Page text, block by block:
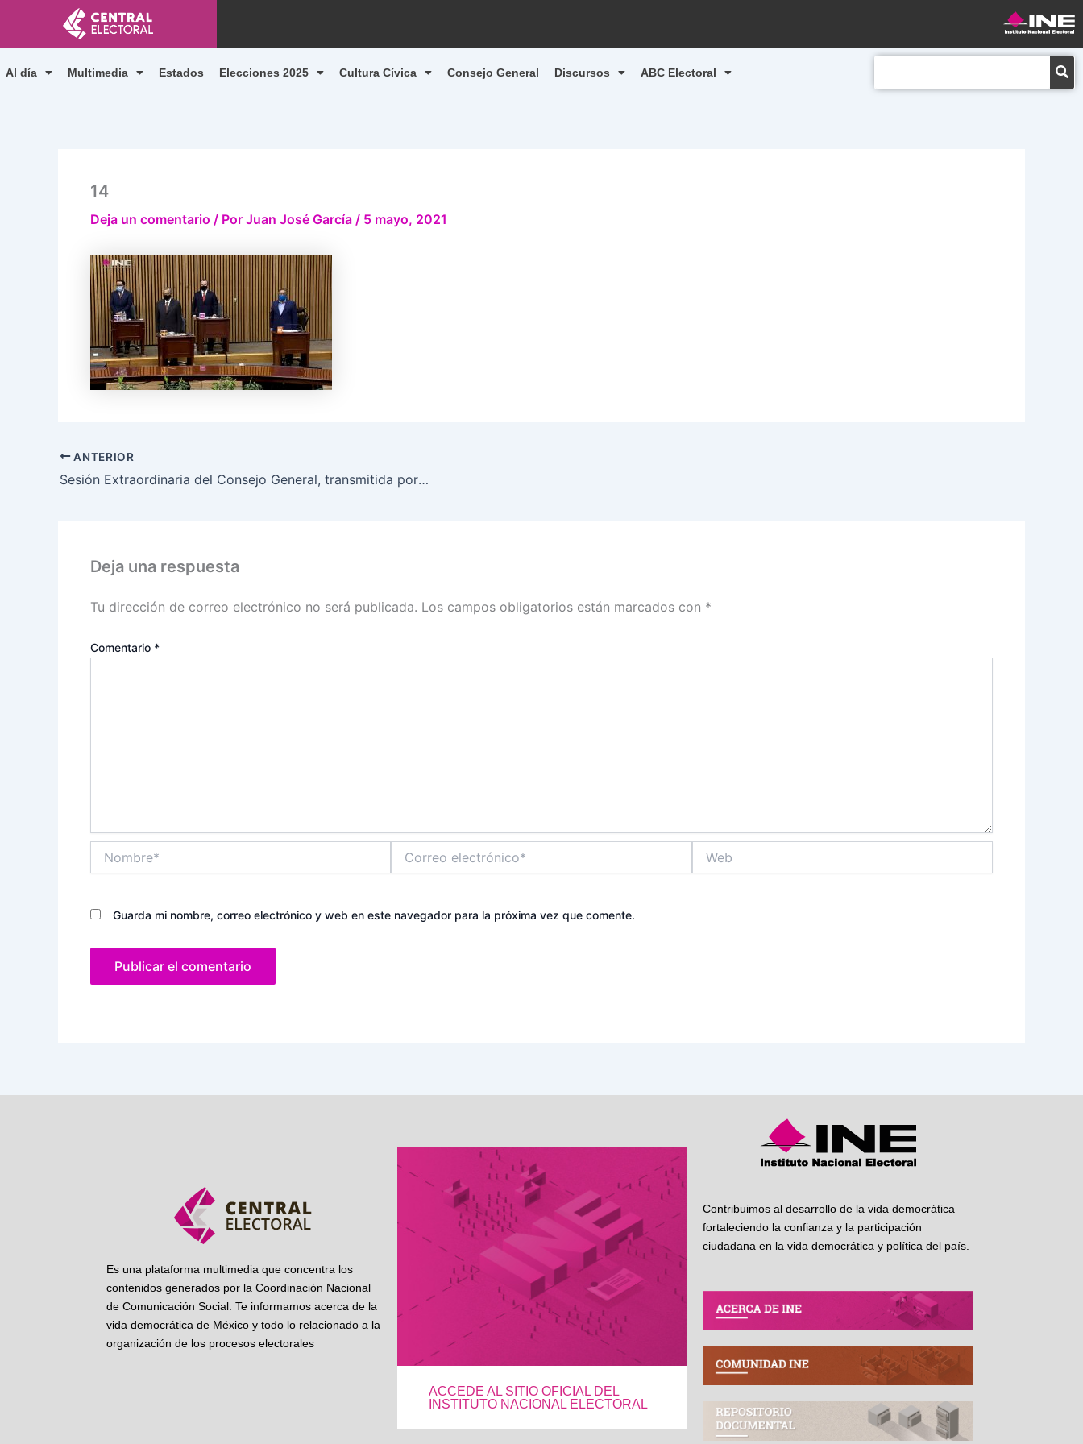
contenido
Al día Multimedia Estados Elecciones 2025 Cultura Cívica Consejo General Discursos ABC Electoral
14
Deja un comentario / Por Juan José García / 5 mayo, 2021
ANTERIOR
Sesión Extraordinaria del Consejo General, transmitida por la plataforma del INE, el día 4 de mayo de 2021
Deja una respuesta
Tu dirección de correo electrónico no será publicada. Los campos obligatorios están marcados con *
Comentario *
electrónico*
Guarda mi nombre, correo electrónico y web en este navegador para la próxima vez que comente.
Es una plataforma multimedia que concentra los
contenidos generados por la Coordinación Nacional
de Comunicación Social. Te informamos acerca de la
vida democrática de México y todo lo relacionado a la
organización de los procesos electorales
ACCEDE AL SITIO OFICIAL DEL
INSTITUTO NACIONAL ELECTORAL
Contribuimos al desarrollo de la vida democrática
fortaleciendo la confianza y la participación
ciudadana en la vida democrática y política del país.